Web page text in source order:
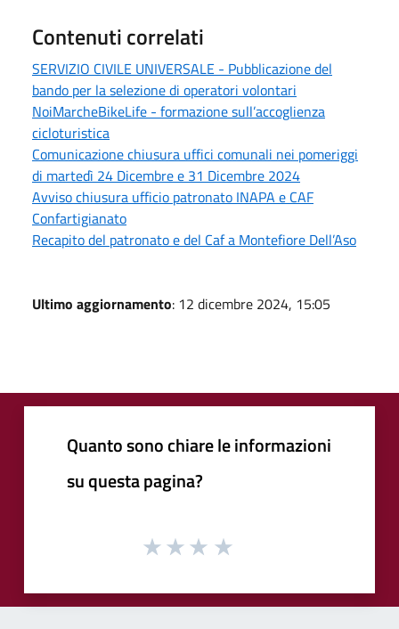
Contenuti correlati
SERVIZIO CIVILE UNIVERSALE - Pubblicazione del
bando per la selezione di operatori volontari
NoiMarcheBikeLife - formazione sull’accoglienza
cicloturistica
Comunicazione chiusura uffici comunali nei pomeriggi
di martedì 24 Dicembre e 31 Dicembre 2024
Avviso chiusura ufficio patronato INAPA e CAF
Confartigianato
Recapito del patronato e del Caf a Montefiore Dell’Aso
Ultimo aggiornamento: 12 dicembre 2024, 15:05
Quanto sono chiare le informazioni
su questa pagina?